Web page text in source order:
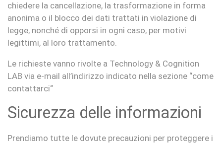
chiedere la cancellazione, la trasformazione in forma
anonima o il blocco dei dati trattati in violazione di
legge, nonché di opporsi in ogni caso, per motivi
legittimi, al loro trattamento.
Le richieste vanno rivolte a Technology & Cognition
LAB via e-mail all’indirizzo indicato nella sezione “come
contattarci“
Sicurezza delle informazioni
Prendiamo tutte le dovute precauzioni per proteggere i